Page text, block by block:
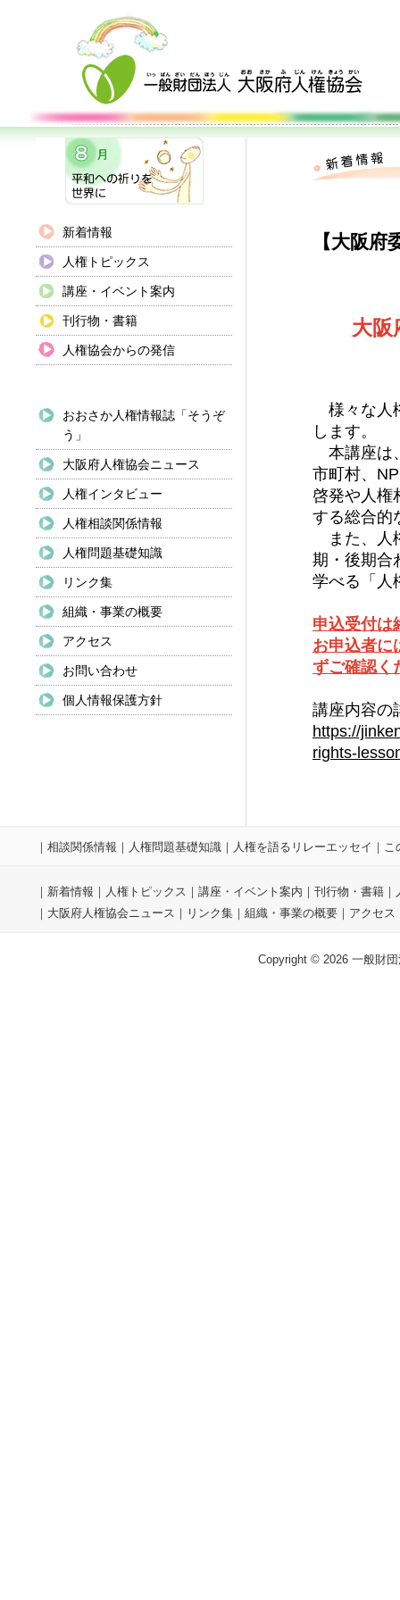
新着情報
人権トピックス
講座・イベント案内
刊行物・書籍
人権協会からの発信
おおさか人権情報誌「そうぞ
う」
大阪府人権協会ニュース
人権インタビュー
人権相談関係情報
人権問題基礎知識
リンク集
組織・事業の概要
アクセス
お問い合わせ
個人情報保護方針
【大阪府
大阪
様々な人
します。
本講座は
市町村、
啓発や人権
する総合的
また、人
期・後期合
学べる「人
申込受付は
お申込者に
ずご確認く
講座内容の
https://
rights-
｜ 相談関係情報 ｜ 人権問題基礎知識 ｜ 人権を語るリレーエッセイ ｜ こ
｜ 新着情報 ｜ 人権トピックス ｜ 講座・イベント案内 ｜ 刊行物・書籍 ｜
｜ 大阪府人権協会ニュース ｜ リンク集 ｜ 組織・事業の概要 ｜ アクセス
Copyright © 2026 一般財